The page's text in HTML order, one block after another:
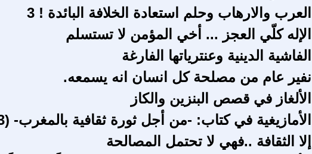
العرب والارهاب وحلم استعادة الخلافة البائدة ! 3
الإله كلّي العجز ... أخي المؤمن لا تستسلم
الفاشية الدينية وعنترياتها الفارغة
نفير عام من مصلحة كل انسان انه يسمعه.
الألغاز في قصص البنزين والكاز
الأمازيغية في كتاب: -من أجل ثورة ثقافية بالمغرب- (3)
إلا الثقافة ..فهي لا تحتمل المصالحة